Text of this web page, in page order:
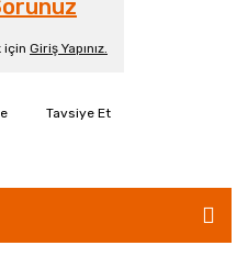
için Giriş Yapınız.
Tavsiye Et